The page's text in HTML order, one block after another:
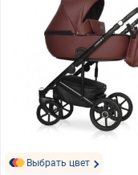
Выбрать цвет